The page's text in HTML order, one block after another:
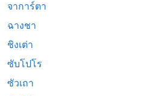
จาการ์ตา
ฉางชา
ชิงเต่า
ซับโปโร
ซัวเถา